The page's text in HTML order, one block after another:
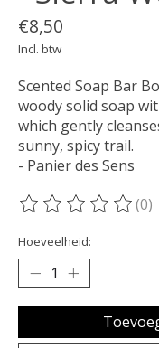
€8,50
Incl. btw
Scented Soap Bar
woody solid soap
which gently
sunny, spicy trail.
- Panier des Sens
De beoordeling van
(0)
Hoeveelheid: